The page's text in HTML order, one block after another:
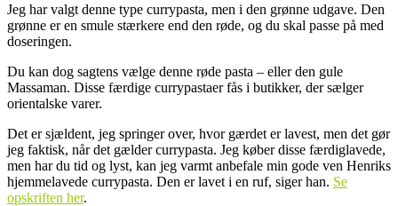
Jeg har valgt denne type currypasta, men i den grønne udgave. Den
grønne er en smule stærkere end den røde, og du skal passe på med
doseringen.
Du kan dog sagtens vælge denne røde pasta – eller den gule
Massaman. Disse færdige currypastaer fås i butikker, der sælger
orientalske varer.
Det er sjældent, jeg springer over, hvor gærdet er lavest, men det gør
jeg faktisk, når det gælder currypasta. Jeg køber disse færdiglavede,
men har du tid og lyst, kan jeg varmt anbefale min gode ven Henriks
hjemmelavede currypasta. Den er lavet i en ruf, siger han. Se
opskriften her.